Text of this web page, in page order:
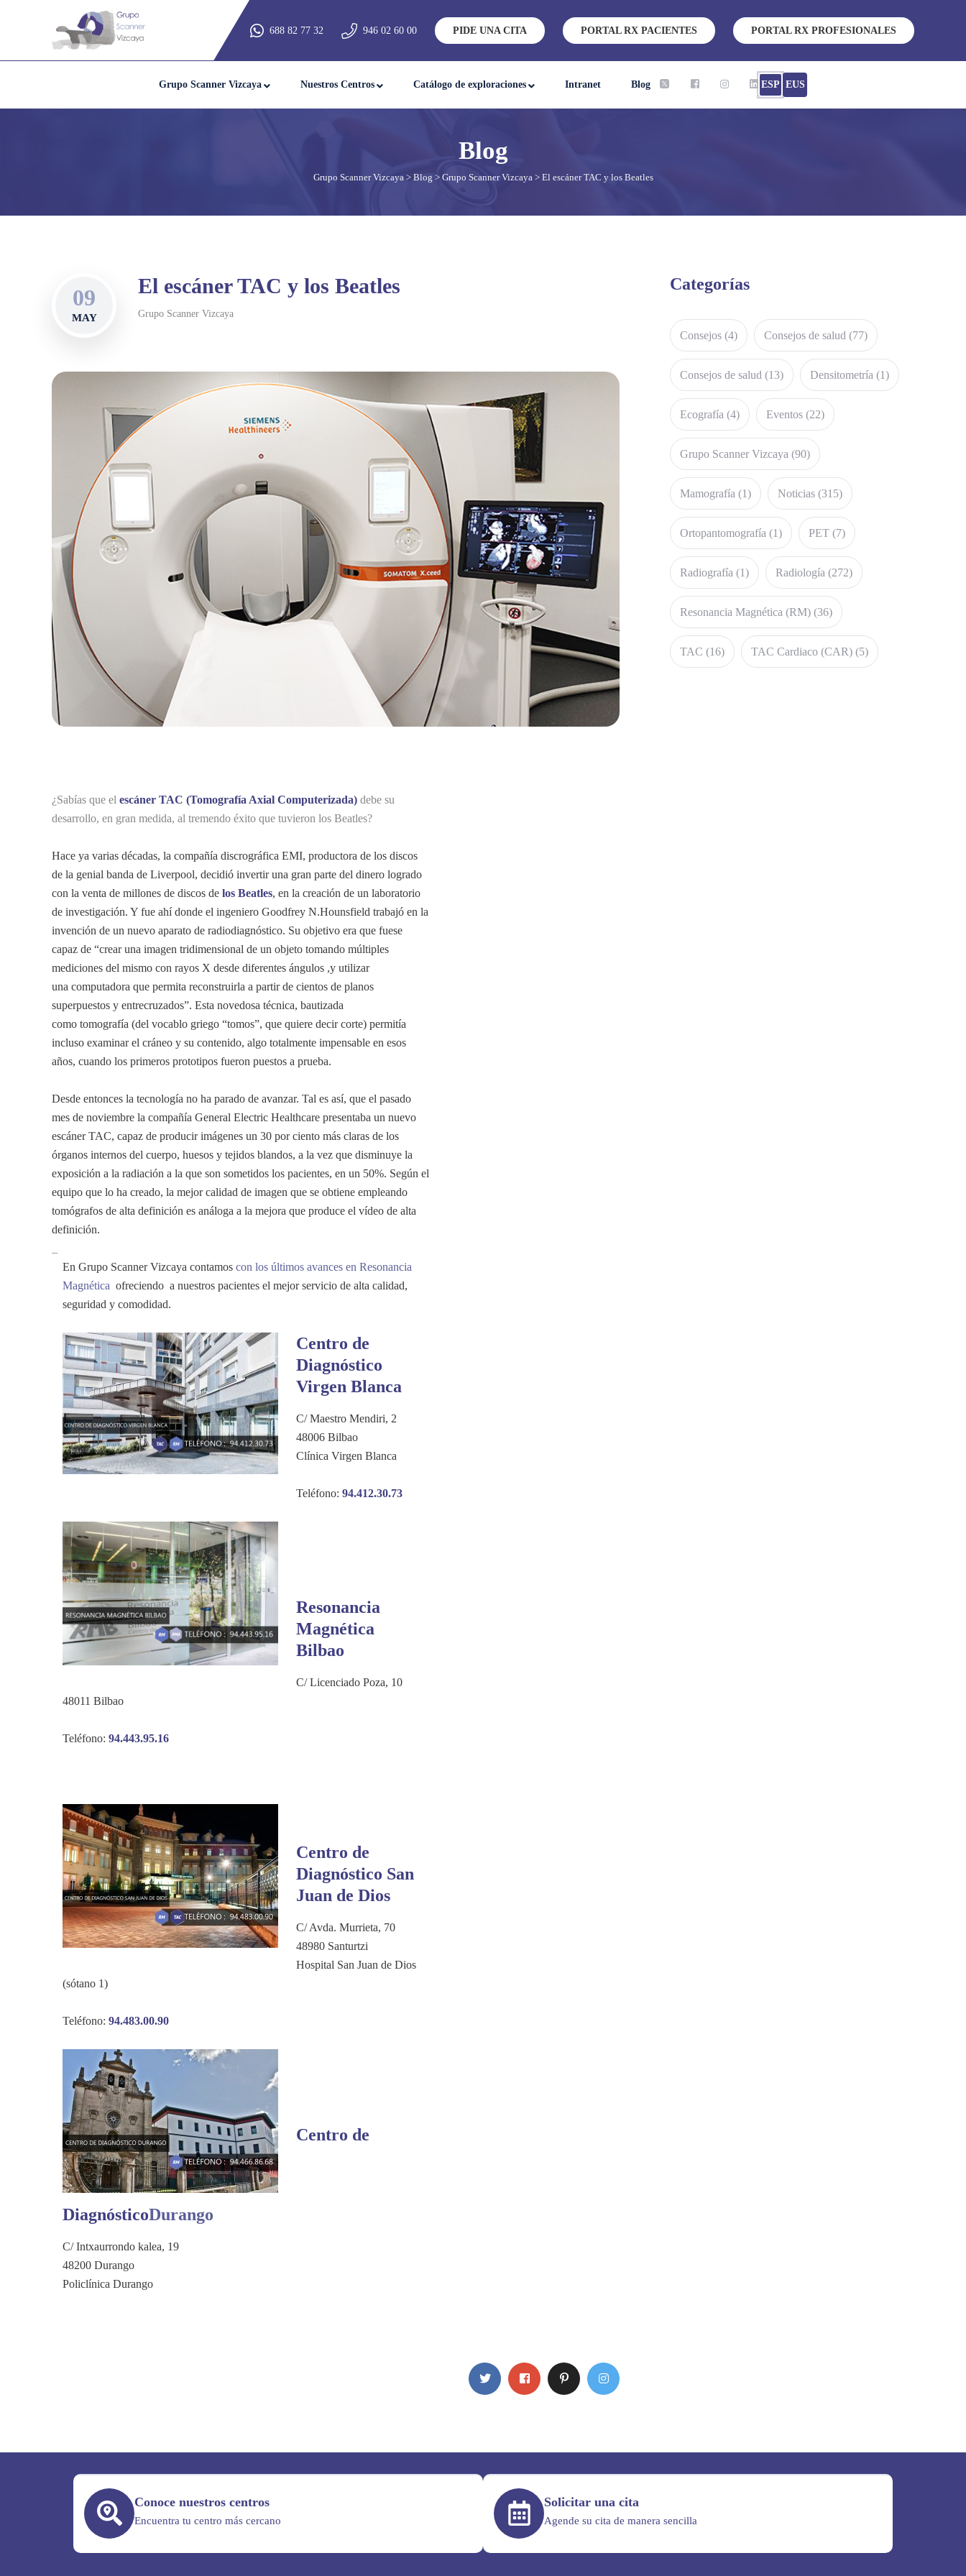
688 82 77 32 946 02 60 00 PIDE UNA CITA PORTAL RX PACIENTES PORTAL RX PROFESIONALES
Grupo Scanner Vizcaya Nuestros Centros Catálogo de exploraciones Intranet Blog ESP EUS
Grupo Scanner Vizcaya> Blog > Grupo Scanner Vizcaya> El escáner TAC y los Beatles
09
MAY
El escáner TAC y los Beatles
Grupo Scanner Vizcaya
¿Sabías que el escáner TAC (Tomografía Axial Computerizada) debe su
desarrollo, en gran medida, al tremendo éxito que tuvieron los Beatles?
Hace ya varias décadas, la compañía discrográfica EMI, productora de los discos
de la genial banda de Liverpool, decidió invertir una gran parte del dinero logrado
con la venta de millones de discos de los Beatles, en la creación de un laboratorio
de investigación. Y fue ahí donde el ingeniero Goodfrey N.Hounsfield trabajó en la
invención de un nuevo aparato de radiodiagnóstico. Su objetivo era que fuese
capaz de “crear una imagen tridimensional de un objeto tomando múltiples
mediciones del mismo con rayos X desde diferentes ángulos ,y utilizar
una computadora que permita reconstruirla a partir de cientos de planos
superpuestos y entrecruzados”. Esta novedosa técnica, bautizada
como tomografía (del vocablo griego “tomos”, que quiere decir corte) permitía
incluso examinar el cráneo y su contenido, algo totalmente impensable en esos
años, cuando los primeros prototipos fueron puestos a prueba.
Desde entonces la tecnología no ha parado de avanzar. Tal es así, que el pasado
mes de noviembre la compañía General Electric Healthcare presentaba un nuevo
escáner TAC, capaz de producir imágenes un 30 por ciento más claras de los
órganos internos del cuerpo, huesos y tejidos blandos, a la vez que disminuye la
exposición a la radiación a la que son sometidos los pacientes, en un 50%. Según el
equipo que lo ha creado, la mejor calidad de imagen que se obtiene empleando
tomógrafos de alta definición es análoga a la mejora que produce el vídeo de alta
definición.
En Grupo Scanner Vizcaya contamos con los últimos avances en Resonancia
Magnética ofreciendo a nuestros pacientes el mejor servicio de alta calidad,
seguridad y comodidad.
Centro de
Diagnóstico
Virgen Blanca
C/ Maestro Mendiri, 2
48006 Bilbao
Clínica Virgen Blanca
Teléfono: 94.412.30.73
Resonancia
Magnética
Bilbao
C/ Licenciado Poza, 10
48011 Bilbao
Teléfono: 94.443.95.16
Centro de
Diagnóstico San
Juan de Dios
C/ Avda. Murrieta, 70
48980 Santurtzi
Hospital San Juan de Dios
(sótano 1)
Teléfono: 94.483.00.90
Centro de
DiagnósticoDurango
C/ Intxaurrondo kalea, 19
48200 Durango
Policlínica Durango
Categorías
Consejos (4) Consejos de salud (77)
Consejos de salud (13) Densitometría (1)
Ecografía (4) Eventos (22)
Grupo Scanner Vizcaya (90)
Mamografía (1) Noticias (315)
Ortopantomografía (1) PET (7)
Radiografía (1) Radiología (272)
Resonancia Magnética (RM) (36)
TAC (16) TAC Cardiaco (CAR) (5)
Conoce nuestros centros
Encuentra tu centro más cercano
Solicitar una cita
Agende su cita de manera sencilla